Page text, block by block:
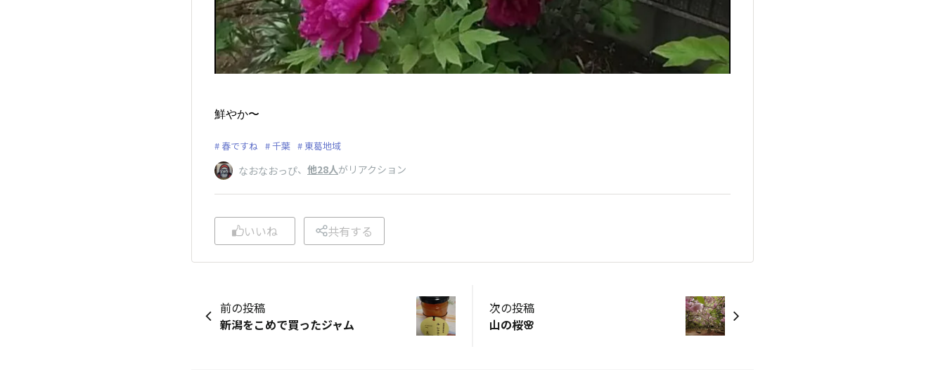
鮮やか〜
春ですね 千葉 東葛地域
なおなおっぴ、 他28人がリアクション
いいね 共有する
前の投稿
新潟をこめで買ったジャム
次の投稿
山の桜🌸